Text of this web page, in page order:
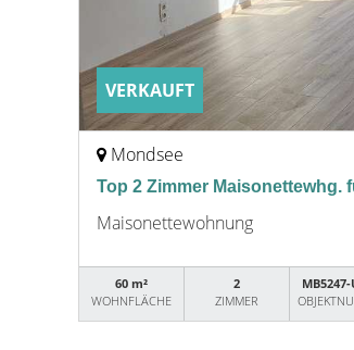
VERKAUFT
Mondsee
Top 2 Zimmer Maisonettewhg.
Maisonettewohnung
60 m²
WOHNFLÄCHE
2
ZIMMER